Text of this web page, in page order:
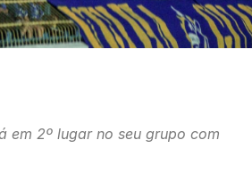
em 2º lugar no seu grupo com